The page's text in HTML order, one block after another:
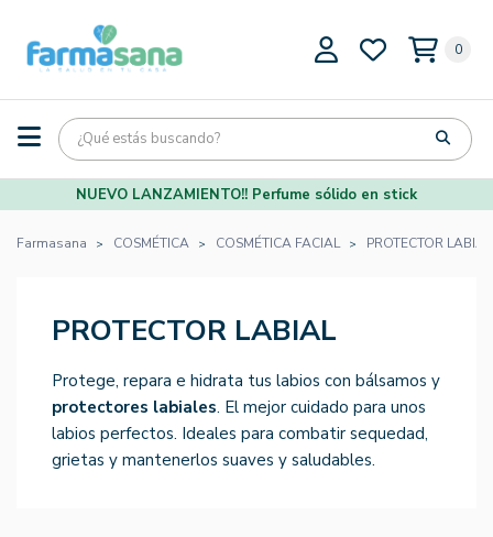
0
NUEVO LANZAMIENTO!! Perfume sólido en stick
Farmasana COSMÉTICA COSMÉTICA FACIAL PROTECTOR LABIAL
PROTECTOR LABIAL
Protege, repara e hidrata tus labios con bálsamos y
protectores labiales. El mejor cuidado para unos
labios perfectos. Ideales para combatir sequedad,
grietas y mantenerlos suaves y saludables.